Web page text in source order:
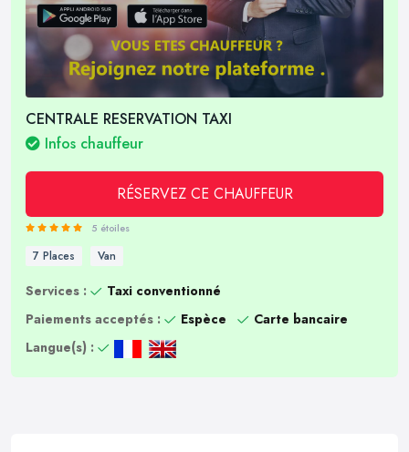
CENTRALE RESERVATION TAXI
Infos chauffeur
RÉSERVEZ CE CHAUFFEUR
5 étoiles
7 Places Van
Services :
Taxi conventionné
Paiements acceptés :
Espèce
Carte bancaire
Langue(s) :